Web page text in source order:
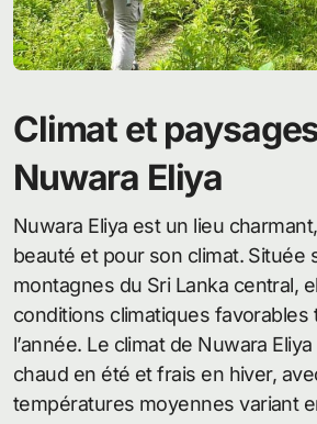
Climat et
Nuwara Eliya
Nuwara Eliya est un lieu
beauté et pour son climat. Située
montagnes du Sri Lanka central,
conditions climatiques favorables
l’année. Le climat de Nuwara
chaud en été et frais en hiver,
températures moyennes variant